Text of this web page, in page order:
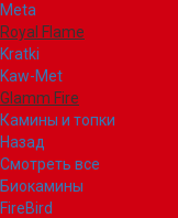
Meta
Royal Flame
Kratki
Kaw-Met
Glamm Fire
Камины и топки
Назад
Смотреть все
Биокамины
FireBird